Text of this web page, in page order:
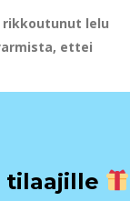
rikkoutunut lelu
ettei
tilaajille